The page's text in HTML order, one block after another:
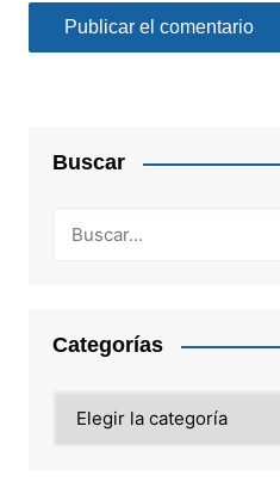
Buscar
Categorías